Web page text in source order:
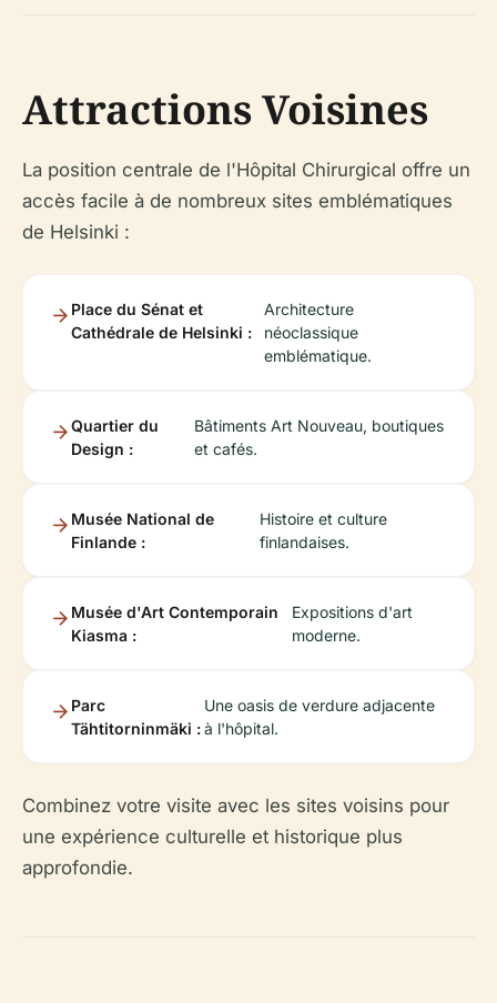
Attractions Voisines
La position centrale de l'Hôpital Chirurgical offre un
accès facile à de nombreux sites emblématiques
de Helsinki :
Place du Sénat et
Cathédrale de Helsinki :
Architecture
néoclassique
emblématique.
Quartier du
Design :
Bâtiments Art Nouveau, boutiques
et cafés.
Musée National de
Finlande :
Histoire et culture
finlandaises.
Musée d'Art Contemporain
Kiasma :
Expositions d'art
moderne.
Parc
Tähtitorninmäki :
Une oasis de verdure adjacente
à l'hôpital.
Combinez votre visite avec les sites voisins pour
une expérience culturelle et historique plus
approfondie.